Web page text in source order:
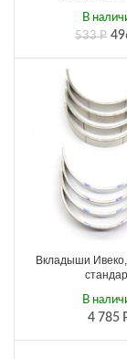
533Р
В
Вкладыши
4 785
В